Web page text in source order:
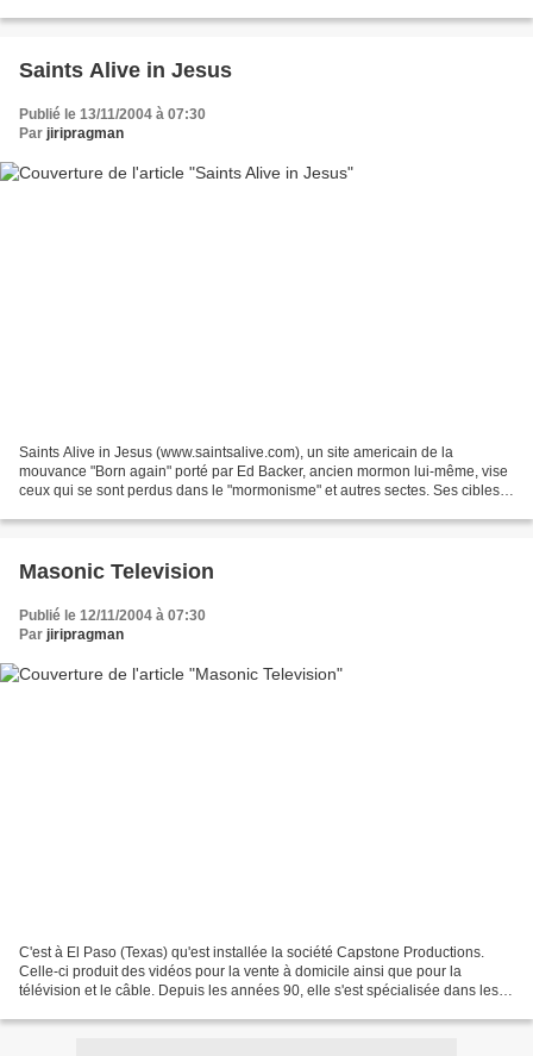
Saints Alive in Jesus
Publié le 13/11/2004 à 07:30
Par jiripragman
Saints Alive in Jesus (www.saintsalive.com), un site americain de la
mouvance "Born again" porté par Ed Backer, ancien mormon lui-même, vise
ceux qui se sont perdus dans le "mormonisme" et autres sectes. Ses cibles
Masonic Television
Publié le 12/11/2004 à 07:30
Par jiripragman
C'est à El Paso (Texas) qu'est installée la société Capstone Productions.
Celle-ci produit des vidéos pour la vente à domicile ainsi que pour la
télévision et le câble. Depuis les années 90, elle s'est spécialisée dans les